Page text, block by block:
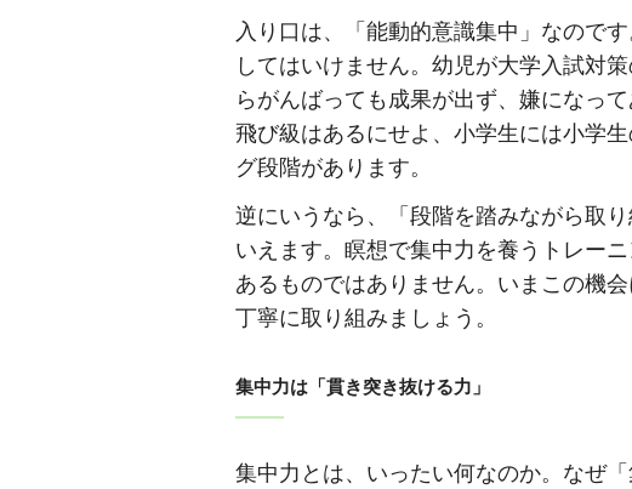
入り口は、「能動的意識集中」なので
してはいけません。幼児が大学入試対
らがんばっても成果が出ず、嫌になっ
飛び級はあるにせよ、小学生には小学
グ段階があります。
逆にいうなら、「段階を踏みながら取
いえます。瞑想で集中力を養うトレー
あるものではありません。いまこの機
丁寧に取り組みましょう。
集中力は「貫き突き抜ける力」
集中力とは、いったい何なのか。なぜ